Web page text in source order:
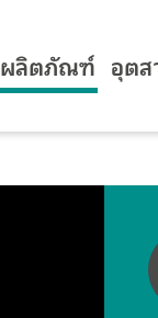
ผลิตภัณฑ์ อุต